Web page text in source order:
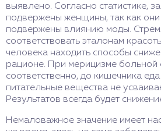
выявлено. Согласно статистике,
подвержены женщины, так как
подвержены влиянию моды.
соответствовать эталонам
человека находить способы
рационе. При мерицизме больной
соответственно, до кишечника
питательные вещества не
Результатов всегда будет
Немаловажное значение имеет